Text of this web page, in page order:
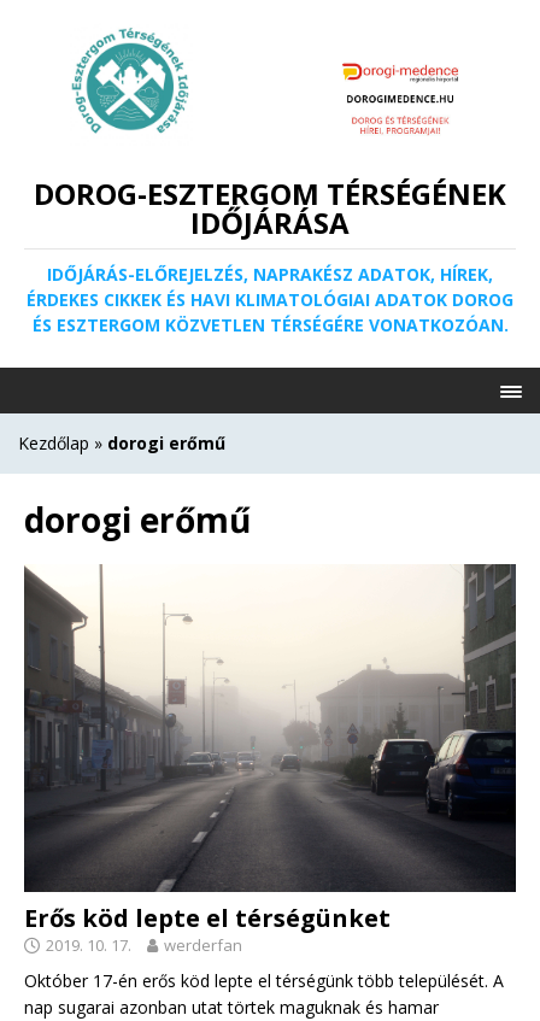
DOROG-ESZTERGOM TÉRSÉGÉNEK
IDŐJÁRÁSA
IDŐJÁRÁS-ELŐREJELZÉS, NAPRAKÉSZ ADATOK, HÍREK,
ÉRDEKES CIKKEK ÉS HAVI KLIMATOLÓGIAI ADATOK DOROG
ÉS ESZTERGOM KÖZVETLEN TÉRSÉGÉRE VONATKOZÓAN.
Kezdőlap » dorogi erőmű
dorogi erőmű
Erős köd lepte el térségünket
2019. 10. 17. werderfan
Október 17-én erős köd lepte el térségünk több települését. A
nap sugarai azonban utat törtek maguknak és hamar